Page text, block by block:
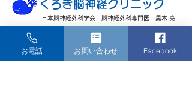
くろき脳神経クリニック
日本脳神経外科学会 脳神経外科専門医 黒木 亮
tel. 0234-31-7151
お電話 お問い合わせ Facebook